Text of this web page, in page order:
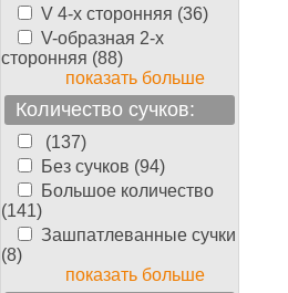
V 4-х сторонняя (36)
V-образная 2-х
сторонняя (88)
показать больше
Количество сучков:
(137)
Без сучков (94)
Большое количество
(141)
Зашпатлеванные сучки
(8)
показать больше